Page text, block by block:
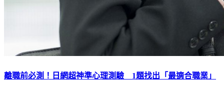
離職前必測！日網超神準心理測驗 1題找出「最適合職業」